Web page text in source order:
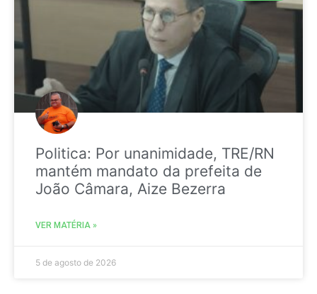
Politica: Por unanimidade, TRE/RN
mantém mandato da prefeita de
João Câmara, Aize Bezerra
VER MATÉRIA »
5 de agosto de 2026